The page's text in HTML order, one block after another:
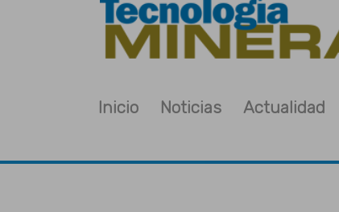
Inicio Noticias Actualidad